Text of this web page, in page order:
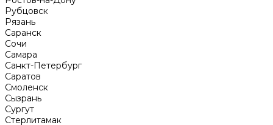
Рубцовск
Рязань
Саранск
Сочи
Самара
Санкт-Петербург
Саратов
Смоленск
Сызрань
Сургут
Стерлитамак